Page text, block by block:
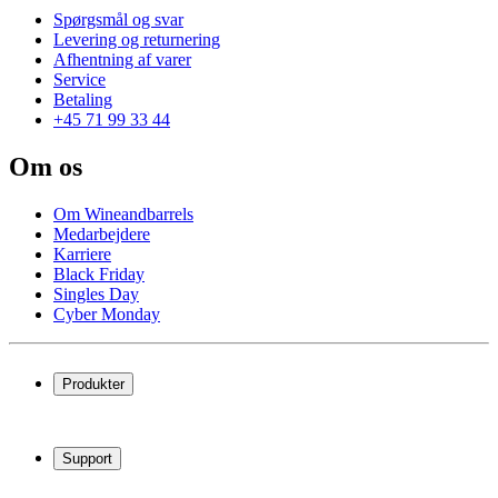
Spørgsmål og svar
Levering og returnering
Afhentning af varer
Service
Betaling
+45 71 99 33 44
Om os
Om Wineandbarrels
Medarbejdere
Karriere
Black Friday
Singles Day
Cyber Monday
Produkter
Vinreoler
Vinmøbler
Support